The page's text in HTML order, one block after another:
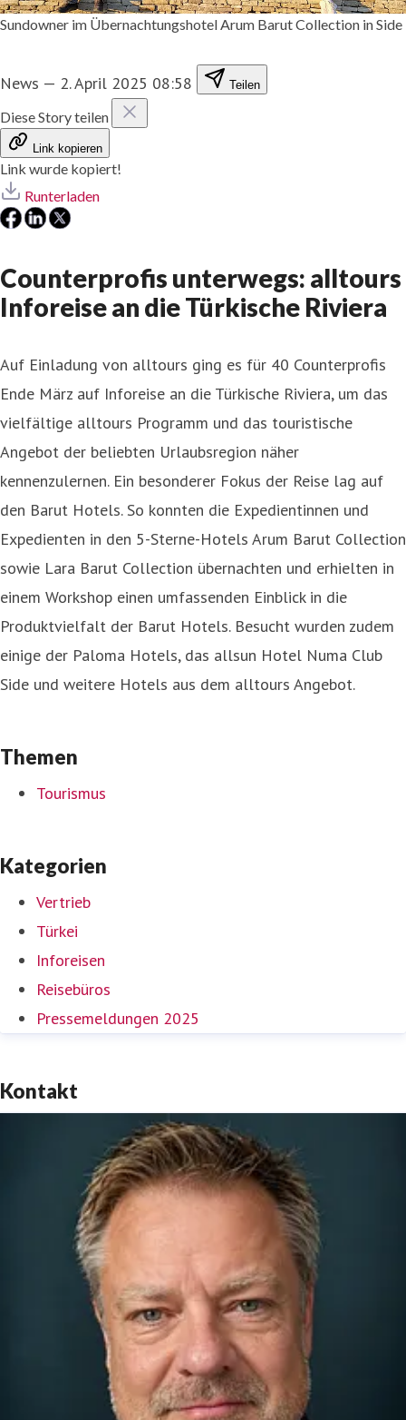
Sundowner im Übernachtungshotel Arum Barut Collection in Side
News — 2. April 2025 08:58 Teilen
Diese Story teilen
Link kopieren
Link wurde kopiert!
Runterladen
Counterprofis unterwegs: alltours
Inforeise an die Türkische Riviera
Auf Einladung von alltours ging es für 40 Counterprofis
Ende März auf Inforeise an die Türkische Riviera, um das
vielfältige alltours Programm und das touristische
Angebot der beliebten Urlaubsregion näher
kennenzulernen. Ein besonderer Fokus der Reise lag auf
den Barut Hotels. So konnten die Expedientinnen und
Expedienten in den 5-Sterne-Hotels Arum Barut Collection
sowie Lara Barut Collection übernachten und erhielten in
einem Workshop einen umfassenden Einblick in die
Produktvielfalt der Barut Hotels. Besucht wurden zudem
einige der Paloma Hotels, das allsun Hotel Numa Club
Side und weitere Hotels aus dem alltours Angebot.
Themen
Tourismus
Kategorien
Vertrieb
Türkei
Inforeisen
Reisebüros
Pressemeldungen 2025
Kontakt